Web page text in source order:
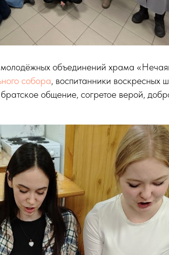
объединений храма
собора, воспитанники воскресных
общение, согретое верой,